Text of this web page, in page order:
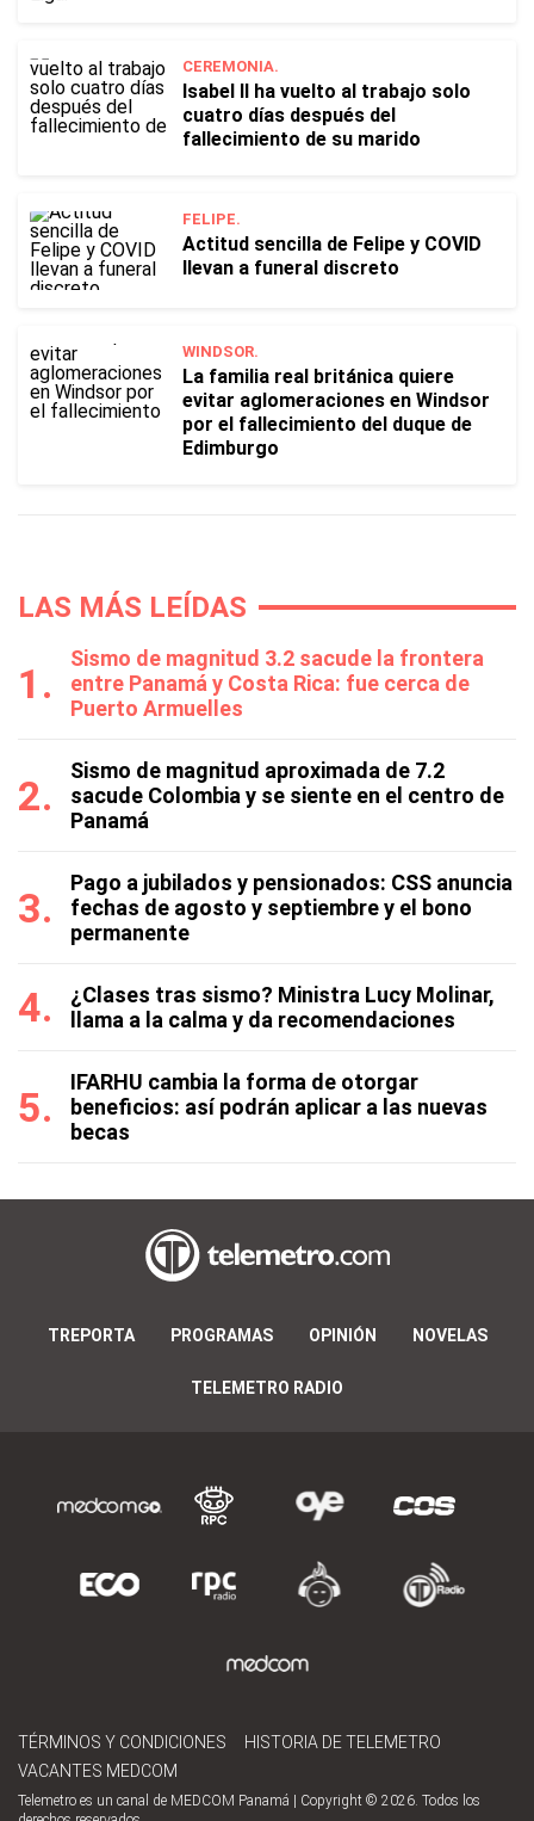
CEREMONIA.
Isabel II ha vuelto al trabajo solo
cuatro días después del
fallecimiento de su marido
FELIPE.
Actitud sencilla de Felipe y COVID
llevan a funeral discreto
WINDSOR.
La familia real británica quiere
evitar aglomeraciones en Windsor
por el fallecimiento del duque de
Edimburgo
LAS MÁS LEÍDAS
Sismo de magnitud 3.2 sacude la frontera
entre Panamá y Costa Rica: fue cerca de
Puerto Armuelles
Sismo de magnitud aproximada de 7.2
sacude Colombia y se siente en el centro de
Panamá
Pago a jubilados y pensionados: CSS anuncia
fechas de agosto y septiembre y el bono
permanente
¿Clases tras sismo? Ministra Lucy Molinar,
llama a la calma y da recomendaciones
IFARHU cambia la forma de otorgar
beneficios: así podrán aplicar a las nuevas
becas
TREPORTA PROGRAMAS OPINIÓN NOVELAS
TELEMETRO RADIO
TÉRMINOS Y CONDICIONES
HISTORIA DE TELEMETRO
VACANTES MEDCOM
Telemetro es un canal de MEDCOM Panamá | Copyright © 2026. Todos los